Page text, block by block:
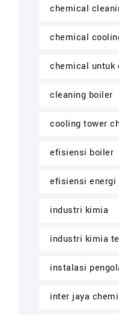
chemical
chemical
chemical untuk
cleaning boiler
cooling tower
efisiensi boiler
efisiensi energi
industri kimia
industri kimia
instalasi
inter jaya